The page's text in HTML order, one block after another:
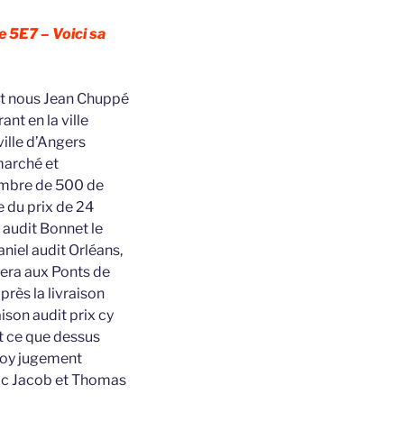
5E7 – Voici sa
nous Jean Chuppé
en la ville
d’Angers
et
de 500 de
du prix de 24
audit Bonnet le
audit Orléans,
aux Ponts de
la livraison
audit prix cy
ce que dessus
jugement
Jacob et Thomas